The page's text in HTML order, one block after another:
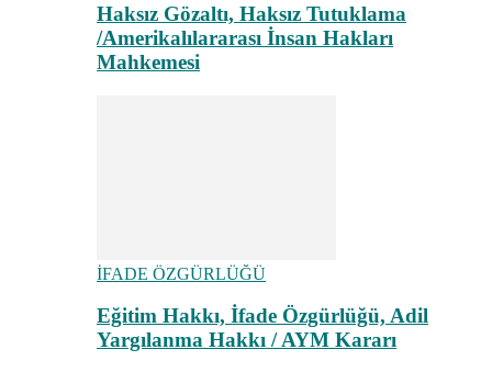
Haksız Gözaltı, Haksız Tutuklama
/Amerikalılararası İnsan Hakları
Mahkemesi
İFADE ÖZGÜRLÜĞÜ
Eğitim Hakkı, İfade Özgürlüğü, Adil
Yargılanma Hakkı / AYM Kararı